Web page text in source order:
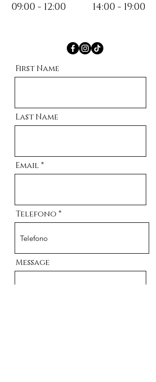
09:00 - 12:00 14:00 - 19:00
First Name
Last Name
Email
Telefono
Message